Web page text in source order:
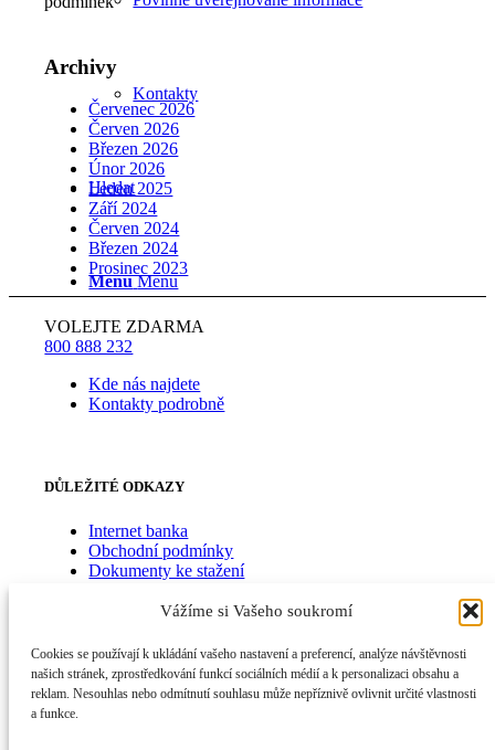
Vážíme si Vašeho soukromí
Cookies se používají k ukládání vašeho nastavení a preferencí, analýze návštěvnosti
našich stránek, zprostředkování funkcí sociálních médií a k personalizaci obsahu a
reklam. Nesouhlas nebo odmítnutí souhlasu může nepříznivě ovlivnit určité vlastnosti
a funkce.
Kontakty
Hledat
Menu Menu
Archivy
Červenec 2026
Červen 2026
Březen 2026
Únor 2026
Leden 2025
Září 2024
Červen 2024
Březen 2024
Prosinec 2023
VOLEJTE ZDARMA
800 888 232
Kde nás najdete
Kontakty podrobně
DŮLEŽITÉ ODKAZY
Internet banka
Obchodní podmínky
Dokumenty ke stažení
BUĎME V KONTAKTU